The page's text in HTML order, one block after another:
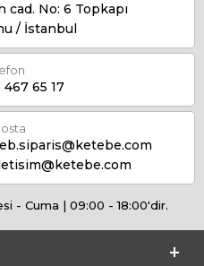
No: 6 Topkapı
/ İstanbul
467 65 17
- Cuma | 09:00 - 18:00'dir.